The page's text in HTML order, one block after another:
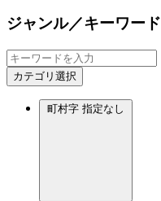
ジャンル／キーワード
カテゴリ選択
町村字 指定なし